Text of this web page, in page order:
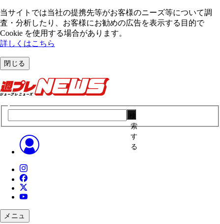
当サイトでは当社の提携先等がお客様のニーズ等について調
査・分析したり、お客様にお勧めの広告を表⽰する⽬的で
Cookie を使⽤する場合があります。
詳しくはこちら
閉じる
索
す
る
メニュ